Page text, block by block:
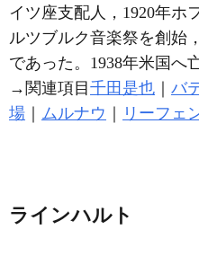
イツ座支配人，1920年ホ
ルツブルク音楽祭を創始
であった。1938年米国へ
→関連項目 千田是也 バ
場
ムルナウ リーフェ
ラインハルト